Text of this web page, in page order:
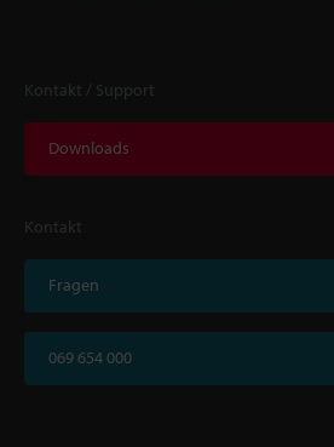
Kontakt / Support
Downloads
Kontakt
Fragen
069 654 000